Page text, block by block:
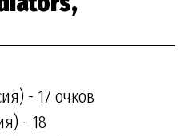
- 17 очков
- 18